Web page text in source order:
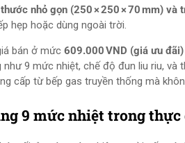
nhỏ gọn (250 × 250 × 70 mm) và
hẹp hoặc dùng ngoài trời.
bán ở mức 609.000 VND (giá ưu đãi)
như 9 mức nhiệt, chế độ đun liu riu,
cấp từ bếp gas truyền thống mà
9 mức nhiệt trong thực